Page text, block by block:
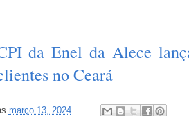
da Enel da Alece
no Ceará
março 13, 2024